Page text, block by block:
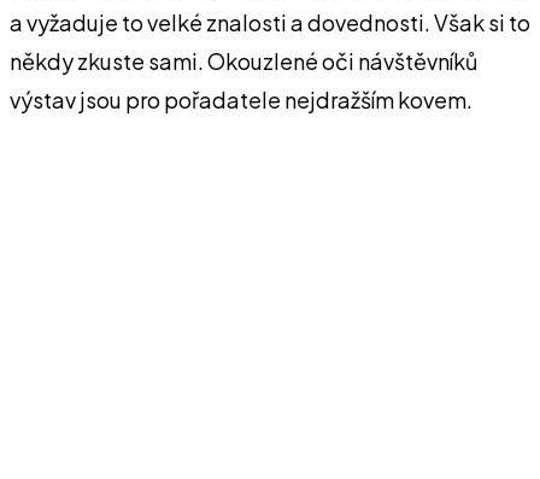
a vyžaduje to velké znalosti a dovednosti. Však si to
někdy zkuste sami. Okouzlené oči návštěvníků
výstav jsou pro pořadatele nejdražším kovem.